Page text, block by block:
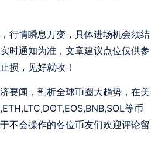
行情瞬息万变，具体进场机会须结
时通知为准，文章建议点位仅供参
损，见好就收！
要闻，剖析全球币圈大趋势，在美
等币
不会操作的各位币友们欢迎评论留